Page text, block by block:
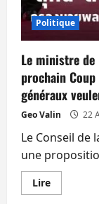
Politique
Le ministre de
prochain
généraux
Geo Valin 22
Le Conseil de
une
LireEn
savoir